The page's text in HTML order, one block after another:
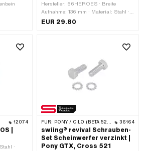
Hersteller: 66HEROES · Breite
Aufnahme: 136 mm · Material: Stahl ·
Ø Anschluss aussen: 6.5 mm ·
EUR 29.80
12074
|
·
FÜR: PONY / CILO (BETA 521 & 512) 36164
swiing® revival Schrauben-
Set Scheinwerfer verzinkt |
Pony GTX, Cross 521